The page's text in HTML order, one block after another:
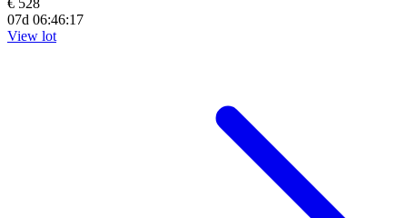
€ 528
07d 06:46:16
View lot